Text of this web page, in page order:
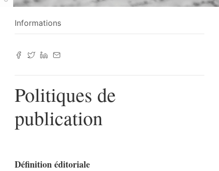
Informations
Politiques de
publication
Définition éditoriale